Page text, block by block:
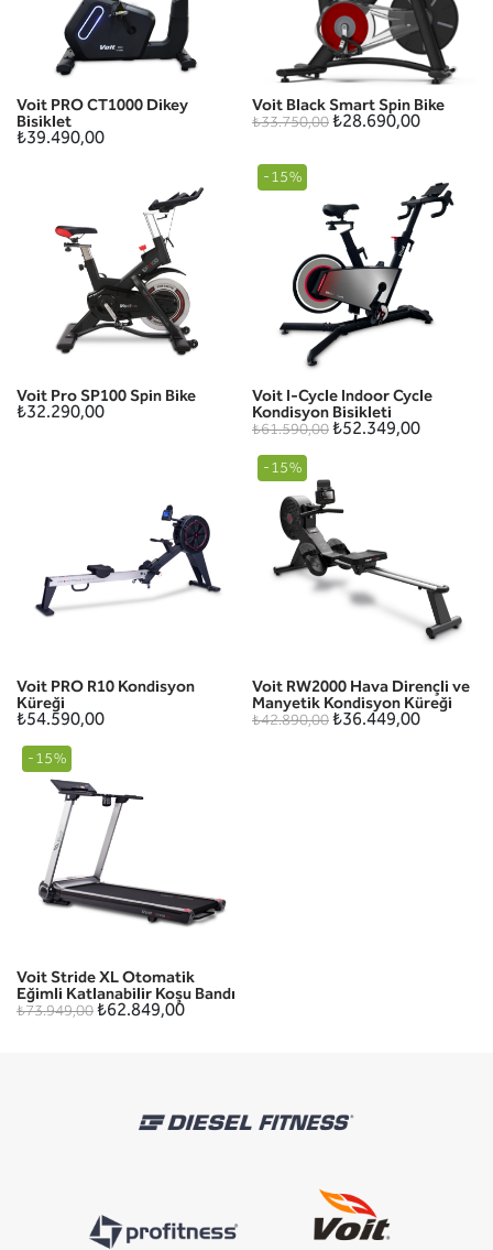
Voit PRO CT1000 Dikey
Bisiklet
₺39.490,00
Voit Black Smart Spin Bike
₺33.750,00₺28.690,00
Voit Pro SP100 Spin Bike
₺32.290,00
-15%
Voit I-Cycle Indoor Cycle
Kondisyon Bisikleti
₺61.590,00₺52.349,00
Voit PRO R10 Kondisyon
Küreği
₺54.590,00
-15%
Voit RW2000 Hava Dirençli ve
Manyetik Kondisyon Küreği
₺42.890,00₺36.449,00
-15%
Voit Stride XL Otomatik
Eğimli Katlanabilir Koşu Bandı
₺73.949,00₺62.849,00